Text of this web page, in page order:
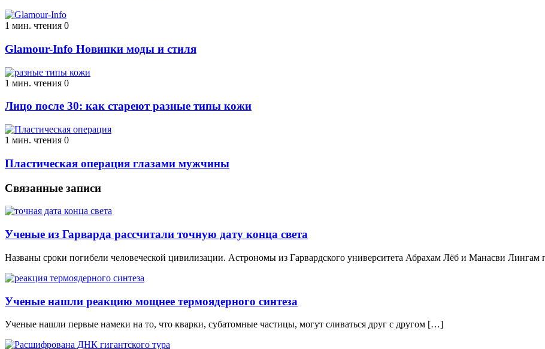
1 мин. чтения 0
Glamour-Info Новинки моды и стиля
1 мин. чтения 0
Лицо после 30: как стареют разные типы кожи
1 мин. чтения 0
Пластическая операция глазами мужчины
Связанные записи
Ученые из Гарварда рассчитали точную дату конца света
Названы сроки погибели человеческой цивилизации. Астрономы из Гарвардского университета Абрахам Лёб и Манасви
Ученые нашли реакцию мощнее термоядерного синтеза
Ученые нашли первые намеки на то, что кварки, субатомные частицы, могут сливаться друг с другом […]